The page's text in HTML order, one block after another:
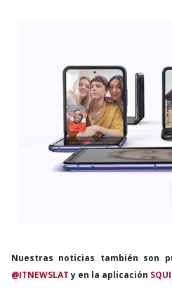
Nuestras noticias también son
@ITNEWSLATy en la aplicación